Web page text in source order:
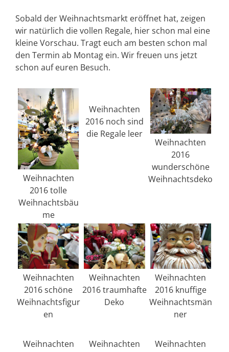
Sobald der Weihnachtsmarkt eröffnet hat, zeigen
wir natürlich die vollen Regale, hier schon mal eine
kleine Vorschau. Tragt euch am besten schon mal
den Termin ab Montag ein. Wir freuen uns jetzt
schon auf euren Besuch.
Weihnachten
2016 tolle
Weihnachtsbäu
me
Weihnachten
2016 noch sind
die Regale leer
Weihnachten
2016
wunderschöne
Weihnachtsdeko
Weihnachten
2016 schöne
Weihnachtsfigur
en
Weihnachten
2016 traumhafte
Deko
Weihnachten
2016 knuffige
Weihnachtsmän
ner
Weihnachten
Weihnachten
Weihnachten